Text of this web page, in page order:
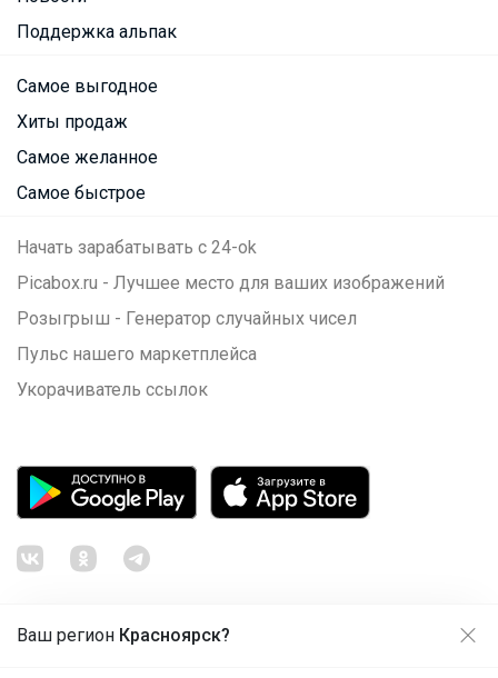
Ваш регион Красноярск?
Поддержка альпак
Самое выгодное
Хиты продаж
Самое желанное
Самое быстрое
Начать зарабатывать с 24-ok
Picabox.ru - Лучшее место для ваших изображений
Розыгрыш - Генератор случайных чисел
Пульс нашего маркетплейса
Укорачиватель ссылок
Продолжая использовать этот сайт и нажимая кнопку